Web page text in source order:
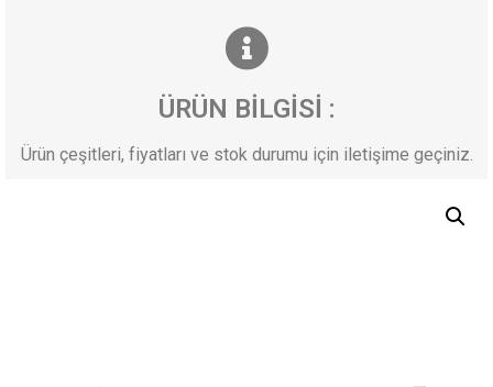
ÜRÜN BİLGİSİ :
Ürün çeşitleri, fiyatları ve stok durumu için iletişime geçiniz.